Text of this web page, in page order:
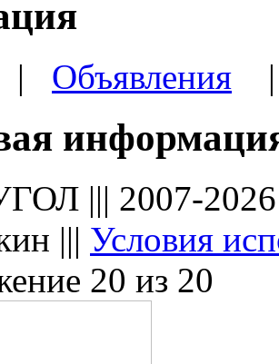
| Объявления
||| 2007-
||| Условия
20 из 20